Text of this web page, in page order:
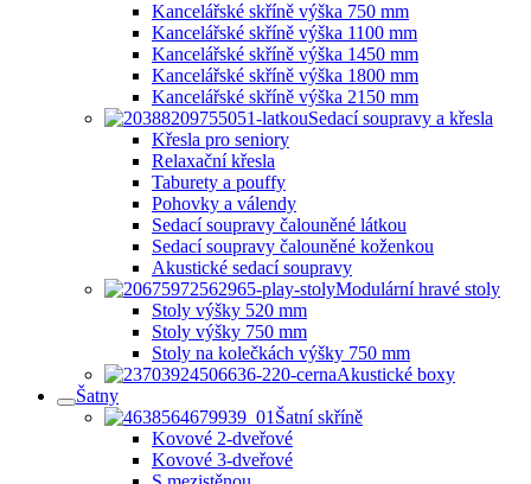
Kancelářské skříně výška 750 mm
Kancelářské skříně výška 1100 mm
Kancelářské skříně výška 1450 mm
Kancelářské skříně výška 1800 mm
Kancelářské skříně výška 2150 mm
Sedací soupravy a křesla
Křesla pro seniory
Relaxační křesla
Taburety a pouffy
Pohovky a válendy
Sedací soupravy čalouněné látkou
Sedací soupravy čalouněné koženkou
Akustické sedací soupravy
Modulární hravé stoly
Stoly výšky 520 mm
Stoly výšky 750 mm
Stoly na kolečkách výšky 750 mm
Akustické boxy
Šatny
Šatní skříně
Kovové 2-dveřové
Kovové 3-dveřové